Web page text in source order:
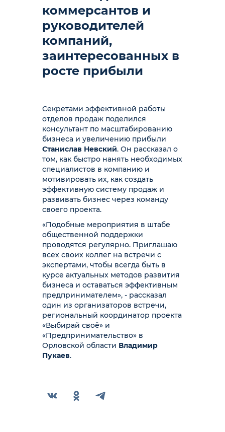
коммерсантов и
руководителей
компаний,
заинтересованных в
росте прибыли
Секретами эффективной работы
отделов продаж поделился
консультант по масштабированию
бизнеса и увеличению прибыли
Станислав Невский. Он рассказал о
том, как быстро нанять необходимых
специалистов в компанию и
мотивировать их, как создать
эффективную систему продаж и
развивать бизнес через команду
своего проекта.
«Подобные мероприятия в штабе
общественной поддержки
проводятся регулярно. Приглашаю
всех своих коллег на встречи с
экспертами, чтобы всегда быть в
курсе актуальных методов развития
бизнеса и оставаться эффективным
предпринимателем», - рассказал
один из организаторов встречи,
региональный координатор проекта
«Выбирай своё» и
«Предпринимательство» в
Орловской области Владимир
Пукаев.